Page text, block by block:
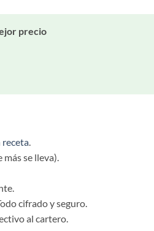
precio
receta.
más se lleva).
cifrado y seguro.
al cartero.